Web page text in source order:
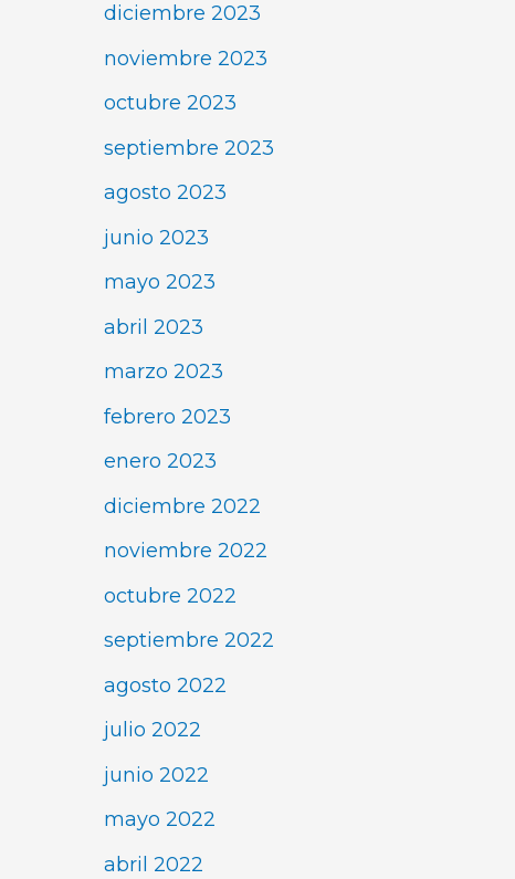
diciembre 2023
noviembre 2023
octubre 2023
septiembre 2023
agosto 2023
junio 2023
mayo 2023
abril 2023
marzo 2023
febrero 2023
enero 2023
diciembre 2022
noviembre 2022
octubre 2022
septiembre 2022
agosto 2022
julio 2022
junio 2022
mayo 2022
abril 2022